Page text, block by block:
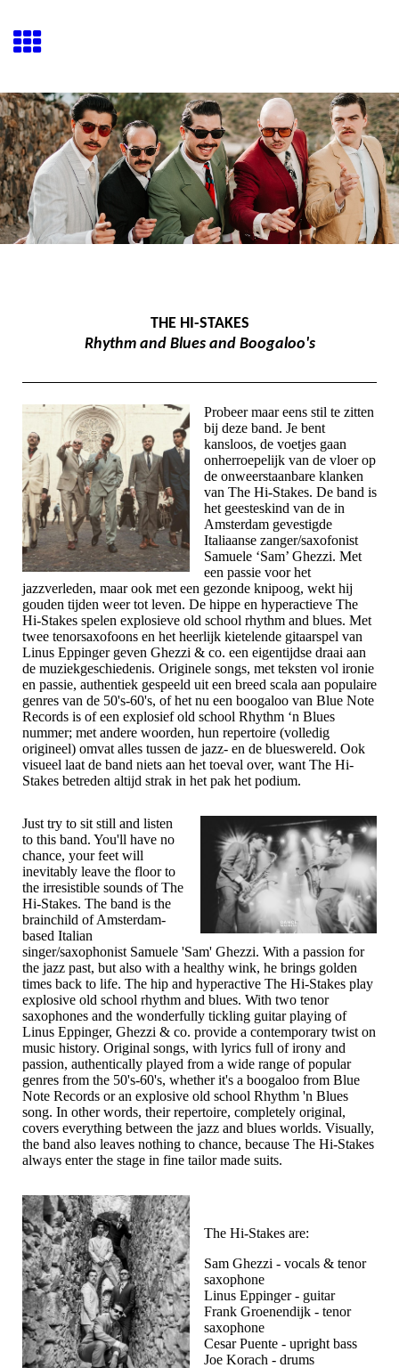
THE HI-STAKES
Rhythm and Blues and Boogaloo's
Probeer maar eens stil te zitten
bij deze band. Je bent
kansloos, de voetjes gaan
onherroepelijk van de vloer op
de onweerstaanbare klanken
van The Hi-Stakes. De band is
het geesteskind van de in
Amsterdam gevestigde
Italiaanse zanger/saxofonist
Samuele ‘Sam’ Ghezzi. Met
een passie voor het
jazzverleden, maar ook met een gezonde knipoog, wekt hij
gouden tijden weer tot leven. De hippe en hyperactieve The
Hi-Stakes spelen explosieve old school rhythm and blues. Met
twee tenorsaxofoons en het heerlijk kietelende gitaarspel van
Linus Eppinger geven Ghezzi & co. een eigentijdse draai aan
de muziekgeschiedenis. Originele songs, met teksten vol ironie
en passie, authentiek gespeeld uit een breed scala aan populaire
genres van de 50's-60's, of het nu een boogaloo van Blue Note
Records is of een explosief old school Rhythm ‘n Blues
nummer; met andere woorden, hun repertoire (volledig
origineel) omvat alles tussen de jazz- en de blueswereld. Ook
visueel laat de band niets aan het toeval over, want The Hi-
Stakes betreden altijd strak in het pak het podium.
Just try to sit still and listen
to this band. You'll have no
chance, your feet will
inevitably leave the floor to
the irresistible sounds of The
Hi-Stakes. The band is the
brainchild of Amsterdam-
based Italian
singer/saxophonist Samuele 'Sam' Ghezzi. With a passion for
the jazz past, but also with a healthy wink, he brings golden
times back to life. The hip and hyperactive The Hi-Stakes play
explosive old school rhythm and blues. With two tenor
saxophones and the wonderfully tickling guitar playing of
Linus Eppinger, Ghezzi & co. provide a contemporary twist on
music history. Original songs, with lyrics full of irony and
passion, authentically played from a wide range of popular
genres from the 50's-60's, whether it's a boogaloo from Blue
Note Records or an explosive old school Rhythm 'n Blues
song. In other words, their repertoire, completely original,
covers everything between the jazz and blues worlds. Visually,
the band also leaves nothing to chance, because The Hi-Stakes
always enter the stage in fine tailor made suits.
The Hi-Stakes are:
Sam Ghezzi - vocals & tenor
saxophone
Linus Eppinger - guitar
Frank Groenendijk - tenor
saxophone
Cesar Puente - upright bass
Joe Korach - drums